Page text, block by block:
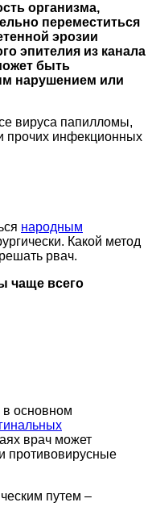
организма,
переместиться
эрозии
эпителия из канала
быть
нарушением или
вируса папилломы,
прочих инфекционных
народным
Какой метод
рвач.
чаще всего
основном
врач может
противовирусные
путем –